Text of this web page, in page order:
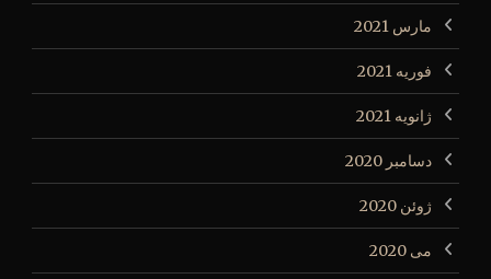
مارس 2021
فوریه 2021
ژانویه 2021
دسامبر 2020
ژوئن 2020
می 2020